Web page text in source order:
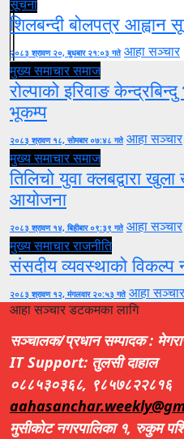
सूचना
शिलबन्दी बोलपत्र आह्वान
२०८३ श्रावण २०, बुधबार २१:०३ गते आहा सञ्चार
मुख्य समाचारसमाज
रोल्पाको इरिवाङ
भूकम्प
२०८३ श्रावण १८, सोमबार ०७:४८ गते आहा सञ्चार
मुख्य समाचारसमाज
तिलिचो युवा क्लबद्वारा
आयोजना
२०८३ श्रावण १४, बिहीबार ०९:३९ गते आहा सञ्चार
मुख्य समाचारराजनीति
संसदीय व्यवस्थाको विकल्प
२०८३ श्रावण १२, मंगलवार २०:५३ गते आहा सञ्चार
आहा सञ्चार डटकमका लागि
सञ्चालक/प्रधान सम्पादक :
IT Support: तुलसी दाहाल
०८८५३०३६८, ९८५७८२२८१६
मुसीकोट नगरपालिका १, रुकुम